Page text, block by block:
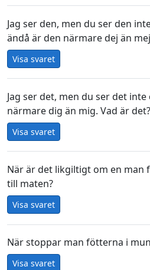
Jag ser den, men du ser den
ändå är den närmare dej än
Visa svaret
Jag ser det, men du ser det
närmare dig än mig. Vad är det?
Visa svaret
När är det likgiltigt om en man
till maten?
Visa svaret
När stoppar man fötterna i
Visa svaret